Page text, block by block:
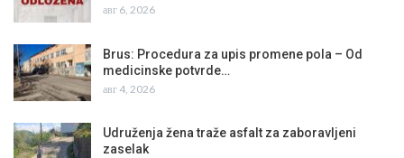
авг 6, 2026
Brus: Procedura za upis promene pola – Od
medicinske potvrde…
авг 4, 2026
Udruženja žena traže asfalt za zaboravljeni
zaselak